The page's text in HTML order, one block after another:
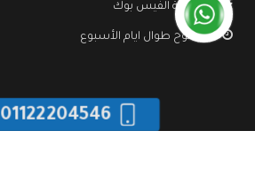
صفحة الفيس بوك
مفتوح طوال ايام الأسبوع
01122204546